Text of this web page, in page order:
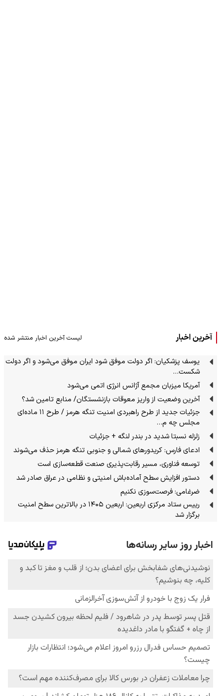
آخرین اخبار لیست آخرین اخبار منتشر شده
یوسف پزشکیان: اگر دولت موفق شود ایران موفق می‌شود و اگر دولت
شکست…
آمریکا میزبان مجمع آژانس انرژی اتمی می‌شود
آخرین وضعیت از واریز معوقات بازنشستگان/ منابع تامین شد؟
جزئیات جدید از طرح راهبردی امنیت تنگه هرمز / طرح ۱۱ ماده‌ای
مجلس چه م…
زلزله نسبتا شدید در بندر لنگه + جزئیات
ادعای فارس: کریدورهای شمالی و جنوبی تنگه هرمز حذف می‌شوند
توسعه فناوری، مسیر رقابت‌پذیری صنعت قطعه‌سازی است
دستور افزایش سطح آماده‌باش امنیتی و نظامی در عراق صادر شد
ضرغامی: فرصت‌سوزی نکنیم
رییس ستاد مرکزی اربعین: اربعین ۱۴۰۵ در بالاترین سطح امنیت
برگزار شد